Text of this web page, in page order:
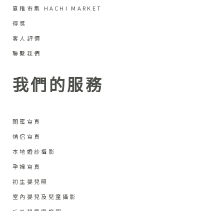
夏稚市集 HACHI MARKET
得獎
客人評價
聯繫我們
我們的服務
閨蜜寫真
情侶寫真
本地婚紗攝影
孕婦寫真
初生嬰兒照
室內嬰兒及兒童攝影